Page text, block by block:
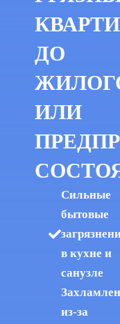
ДО
ИЛИ
Сильные
бытовые
в кухне и
санузле
из-за